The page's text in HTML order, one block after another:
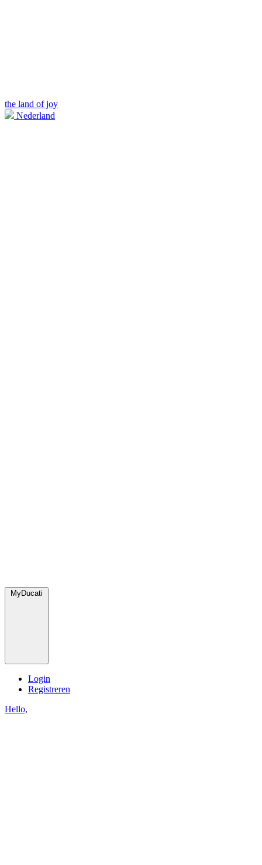
the land of joy
Nederland
MyDucati
Login
Registreren
Hello,